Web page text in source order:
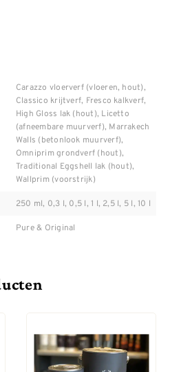
Carazzo vloerverf (vloeren, hout),
Classico krijtverf, Fresco kalkverf,
High Gloss lak (hout), Licetto
(afneembare muurverf), Marrakech
Walls (betonlook muurverf),
Omniprim grondverf (hout),
Traditional Eggshell lak (hout),
Wallprim (voorstrijk)
250 ml, 0,3 l, 0,5 l, 1 l, 2,5 l, 5 l, 10 l
Pure & Original